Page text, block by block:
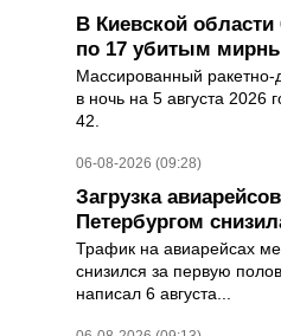
В Киевской
по 17 убитым
Массированный ракетно-
в ночь на 5 августа 2026
42.
06-08-2026 (09:28)
Загрузка
Петербургом
Трафик на авиарейсах
снизился за первую
написал 6 августа...